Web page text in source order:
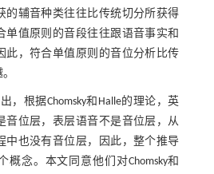
的辅音种类往往比传统切分所获得
单值原则的音段往往跟语音事实和
此，符合单值原则的音位分析比传
，根据Chomsky和Halle的理论，英
音位层，表层语音不是音位层，从
中也没有音位层，因此，整个推导
概念。本文同意他们对Chomsky和